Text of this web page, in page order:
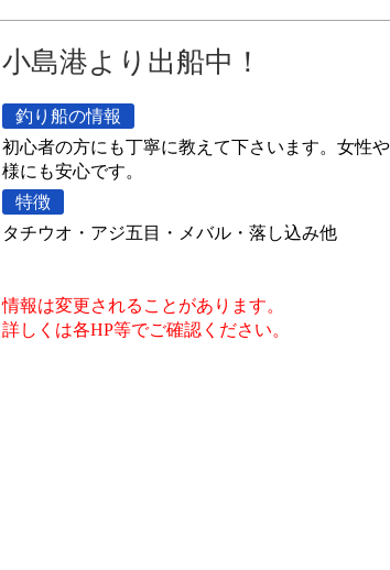
小島港より出船中！
釣り船の情報
初心者の方にも丁寧に教えて下さいます。女性
様にも安心です。
特徴
タチウオ・アジ五目・メバル・落し込み他
情報は変更されることがあります。
詳しくは各HP等でご確認ください。